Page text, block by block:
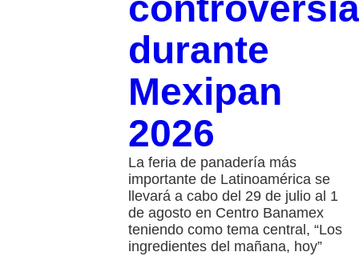
durante
Mexipan
2026
La feria de panadería más
importante de Latinoamérica se
llevará a cabo del 29 de julio al 1
de agosto en Centro Banamex
teniendo como tema central, “Los
ingredientes del mañana, hoy”